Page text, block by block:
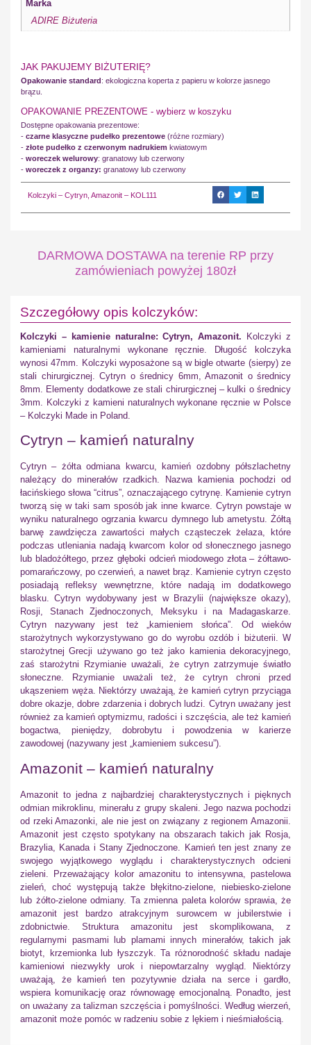
Marka
ADIRE Biżuteria
JAK PAKUJEMY BIŻUTERIĘ?
Opakowanie standard: ekologiczna koperta z papieru w kolorze jasnego
brązu.
OPAKOWANIE PREZENTOWE - wybierz w koszyku
Dostępne opakowania prezentowe:
- czarne klasyczne pudełko prezentowe (różne rozmiary)
- złote pudełko z czerwonym nadrukiem kwiatowym
- woreczek welurowy: granatowy lub czerwony
- woreczek z organzy: granatowy lub czerwony
Kolczyki – Cytryn, Amazonit – KOL111
DARMOWA DOSTAWA na terenie RP przy
zamówieniach powyżej 180zł
Szczegółowy opis kolczyków:
Kolczyki – kamienie naturalne: Cytryn, Amazonit. Kolczyki z
kamieniami naturalnymi wykonane ręcznie. Długość kolczyka
wynosi 47mm. Kolczyki wyposażone są w bigle otwarte (sierpy) ze
stali chirurgicznej. Cytryn o średnicy 6mm, Amazonit o średnicy
8mm. Elementy dodatkowe ze stali chirurgicznej – kulki o średnicy
3mm. Kolczyki z kamieni naturalnych wykonane ręcznie w Polsce
– Kolczyki Made in Poland.
Cytryn – kamień naturalny
Cytryn – żółta odmiana kwarcu, kamień ozdobny półszlachetny
należący do minerałów rzadkich. Nazwa kamienia pochodzi od
łacińskiego słowa “citrus”, oznaczającego cytrynę. Kamienie cytryn
tworzą się w taki sam sposób jak inne kwarce. Cytryn powstaje w
wyniku naturalnego ogrzania kwarcu dymnego lub ametystu. Żółtą
barwę zawdzięcza zawartości małych cząsteczek żelaza, które
podczas utleniania nadają kwarcom kolor od słonecznego jasnego
lub bladożółtego, przez głęboki odcień miodowego złota – żółtawo-
pomarańczowy, po czerwień, a nawet brąz. Kamienie cytryn często
posiadają refleksy wewnętrzne, które nadają im dodatkowego
blasku. Cytryn wydobywany jest w Brazylii (największe okazy),
Rosji, Stanach Zjednoczonych, Meksyku i na Madagaskarze.
Cytryn nazywany jest też „kamieniem słońca”. Od wieków
starożytnych wykorzystywano go do wyrobu ozdób i biżuterii. W
starożytnej Grecji używano go też jako kamienia dekoracyjnego,
zaś starożytni Rzymianie uważali, że cytryn zatrzymuje światło
słoneczne. Rzymianie uważali też, że cytryn chroni przed
ukąszeniem węża. Niektórzy uważają, że kamień cytryn przyciąga
dobre okazje, dobre zdarzenia i dobrych ludzi. Cytryn uważany jest
również za kamień optymizmu, radości i szczęścia, ale też kamień
bogactwa, pieniędzy, dobrobytu i powodzenia w karierze
zawodowej (nazywany jest „kamieniem sukcesu”).
Amazonit – kamień naturalny
Amazonit to jedna z najbardziej charakterystycznych i pięknych
odmian mikroklinu, minerału z grupy skaleni. Jego nazwa pochodzi
od rzeki Amazonki, ale nie jest on związany z regionem Amazonii.
Amazonit jest często spotykany na obszarach takich jak Rosja,
Brazylia, Kanada i Stany Zjednoczone. Kamień ten jest znany ze
swojego wyjątkowego wyglądu i charakterystycznych odcieni
zieleni. Przeważający kolor amazonitu to intensywna, pastelowa
zieleń, choć występują także błękitno-zielone, niebiesko-zielone
lub żółto-zielone odmiany. Ta zmienna paleta kolorów sprawia, że
amazonit jest bardzo atrakcyjnym surowcem w jubilerstwie i
zdobnictwie. Struktura amazonitu jest skomplikowana, z
regularnymi pasmami lub plamami innych minerałów, takich jak
biotyt, krzemionka lub łyszczyk. Ta różnorodność składu nadaje
kamieniowi niezwykły urok i niepowtarzalny wygląd. Niektórzy
uważają, że kamień ten pozytywnie działa na serce i gardło,
wspiera komunikację oraz równowagę emocjonalną. Ponadto, jest
on uważany za talizman szczęścia i pomyślności. Według wierzeń,
amazonit może pomóc w radzeniu sobie z lękiem i nieśmiałością.